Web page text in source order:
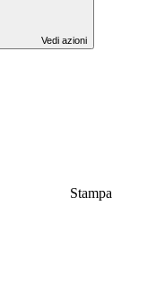
Vedi azioni
Stampa